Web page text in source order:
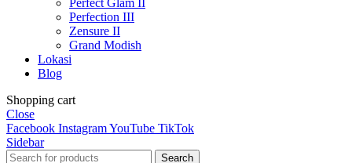
Perfect Glam II
Perfection III
Zensure II
Grand Modish
Lokasi
Blog
Shopping cart
Close
Facebook InstagramYouTube TikTok
Sidebar
Search